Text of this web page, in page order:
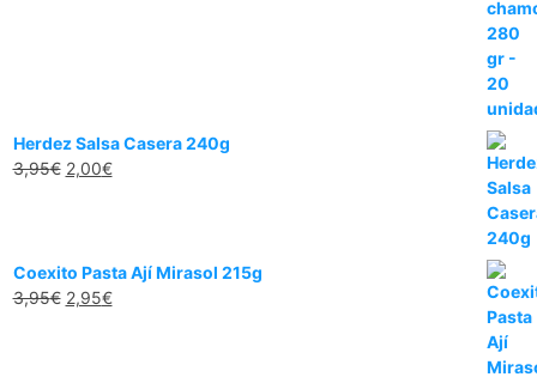
Herdez Salsa Casera 240g
3,95€ 2,00€
Coexito Pasta Ají Mirasol 215g
3,95€ 2,95€